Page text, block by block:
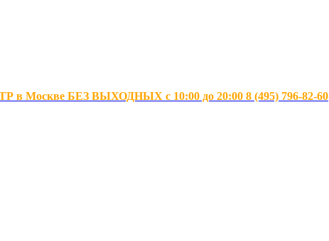
Москве БЕЗ ВЫХОДНЫХ с 10:00 до 20:00 8 (495) 796-82-60